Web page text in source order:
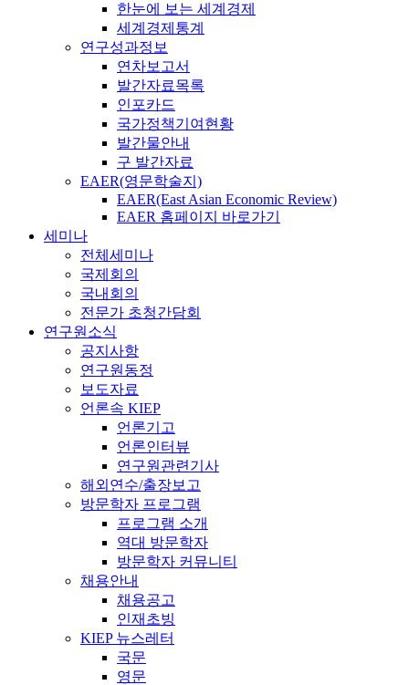
한눈에 보는 세계경제
세계경제통계
연구성과정보
연차보고서
발간자료목록
인포카드
국가정책기여현황
발간물안내
구 발간자료
EAER(영문학술지)
EAER(East Asian Economic Review)
EAER 홈페이지 바로가기
세미나
전체세미나
국제회의
국내회의
전문가 초청간담회
연구원소식
공지사항
연구원동정
보도자료
언론속 KIEP
언론기고
언론인터뷰
연구원관련기사
해외연수/출장보고
방문학자 프로그램
프로그램 소개
역대 방문학자
방문학자 커뮤니티
채용안내
채용공고
인재초빙
KIEP 뉴스레터
국문
영문